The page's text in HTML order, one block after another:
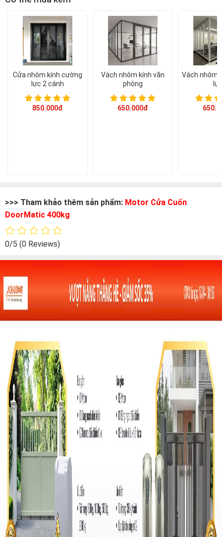
Á CHÂU
0938786826
Email:cuacuonachau@gmail.com
Cửa nhôm kính cường
lực 2 cánh
850.000đ
Vách nhôm kính văn
phòng
650.000đ
Vách nhôm
>>> Tham khảo thêm sản phẩm: Motor Cửa Cuốn
DoorMatic 400kg
0/5 (0 Reviews)